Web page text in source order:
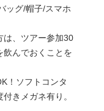
ッグ/帽子/スマホ
、ツアー参加30
飲んでおくことを
！ソフトコンタ
きメガネ有り。